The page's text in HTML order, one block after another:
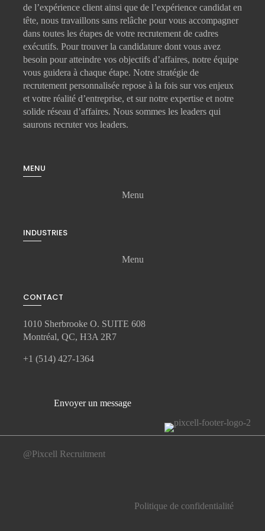
de l’expérience client ainsi que de l’expérience candidat en
tête, nous travaillons sans relâche pour vous accompagner
dans toutes les étapes de votre recrutement de cadres
exécutifs. Pour trouver la candidature dont vous avez
besoin pour atteindre vos objectifs d’affaires, notre équipe
vous guidera à chaque étape. Notre stratégie de
recrutement personnalisée repose à la fois sur vos enjeux
et votre réalité d’entreprise, et sur notre expertise et notre
solide réseau d’affaires. Nous sommes les leaders qui
saurons recruter vos leaders.
MENU
Menu
INDUSTRIES
Menu
CONTACT
1010 Sherbrooke O. SUITE 608
Montréal, QC, H3A 2R7
+1 (514) 427-1364
Envoyer un message
@Pixcell Recruitment
Politique de confidentialité